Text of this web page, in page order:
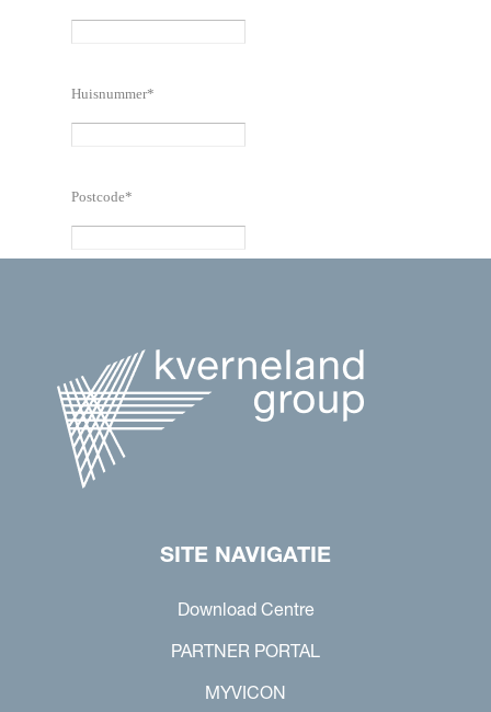
SITE NAVIGATIE
Download Centre
PARTNER PORTAL
MYVICON